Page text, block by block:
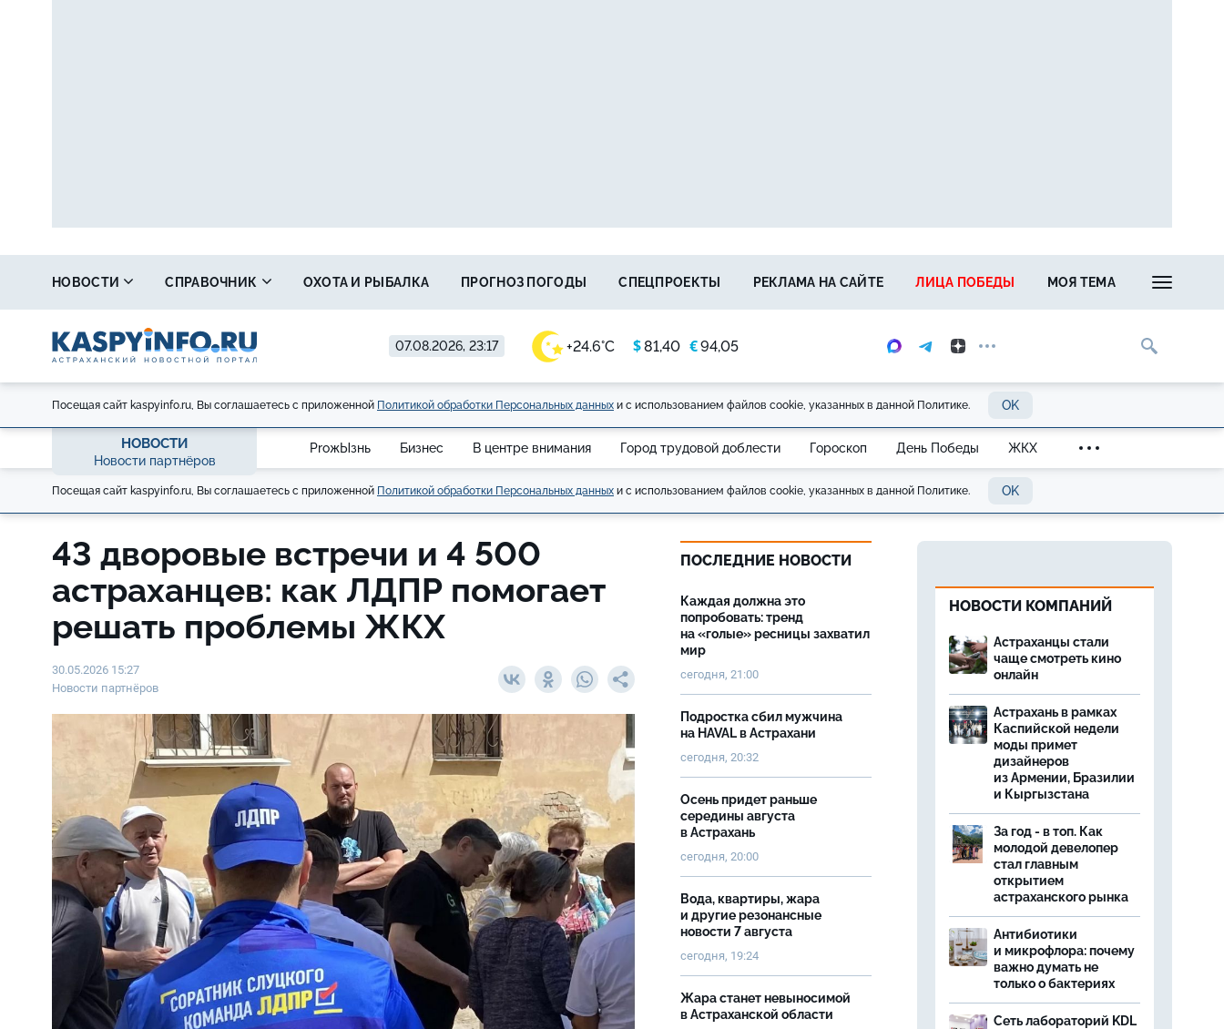
07.08.2026, 23:17 +24.6°C $81,40 €94,05
НОВОСТИ СПРАВОЧНИК ОХОТА И РЫБАЛКА ПРОГНОЗ ПОГОДЫ СПЕЦПРОЕКТЫ РЕКЛАМА НА САЙТЕ ЛИЦА ПОБЕДЫ МОЯ ТЕМА
Посещая сайт kaspyinfo.ru, Вы соглашаетесь с приложенной Политикой обработки Персональных данных и с использованием файлов cookie, указанных в данной Политике. OK
НОВОСТИ
Новости партнёров
ProжЫзнь Бизнес В центре внимания Город трудовой доблести Гороскоп День Победы ЖКХ
Посещая сайт kaspyinfo.ru, Вы соглашаетесь с приложенной Политикой обработки Персональных данных и с использованием файлов cookie, указанных в данной Политике. OK
43 дворовые встречи и 4 500
астраханцев: как ЛДПР помогает
решать проблемы ЖКХ
30.05.2026 15:27
Новости партнёров
ПОСЛЕДНИЕ НОВОСТИ
Каждая должна это
попробовать: тренд
на «голые» ресницы захватил
мир
сегодня, 21:00
Подростка сбил мужчина
на HAVAL в Астрахани
сегодня, 20:32
Осень придет раньше
середины августа
в Астрахань
сегодня, 20:00
Вода, квартиры, жара
и другие резонансные
новости 7 августа
сегодня, 19:24
Жара станет невыносимой
в Астраханской области
НОВОСТИ КОМПАНИЙ
Астраханцы стали
чаще смотреть кино
онлайн
Астрахань в рамках
Каспийской недели
моды примет
дизайнеров
из Армении, Бразилии
и Кыргызстана
За год - в топ. Как
молодой девелопер
стал главным
открытием
астраханского рынка
Антибиотики
и микрофлора: почему
важно думать не
только о бактериях
Сеть лабораторий KDL